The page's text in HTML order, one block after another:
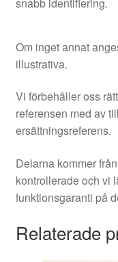
Om inget annat
illustrativa.
Vi förbehåller oss
referensen med av
ersättningsreferens.
Delarna kommer
kontrollerade och vi
funktionsgaranti på
Relaterade